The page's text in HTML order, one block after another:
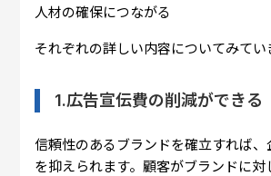
人材の確保につながる
それぞれの詳しい内容についてみてい
1.広告宣伝費の削減ができる
信頼性のあるブランドを確立すれば、
を抑えられます。顧客がブランドに対